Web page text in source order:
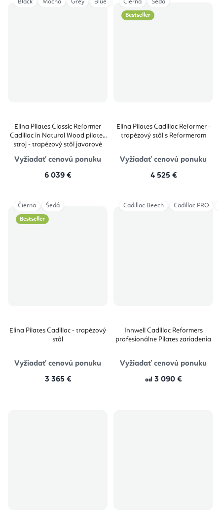
Elina Pilates Classic Reformer
Cadillac in Natural Wood pilates
stroj - trapézový stôl javorové
Vyžiadať cenovú ponuku
6 039 €
Black Mocha Grey Blue Ivory Aged Rose
Bestseller
Elina Pilates Cadillac Reformer -
trapézový stôl s Reformerom
Vyžiadať cenovú ponuku
4 525 €
Čierna Šedá
Bestseller
Elina Pilates Cadillac - trapézový
stôl
Vyžiadať cenovú ponuku
3 365 €
Čierna Šedá
Innwell Cadillac Reformers
profesionálne Pilates zariadenia
Vyžiadať cenovú ponuku
od 3 090 €
Cadillac Beech Cadillac PRO